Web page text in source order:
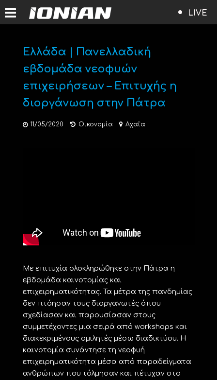
LIVE
Ελλάδα | Πανελλαδική
εβδομάδα νεοφυών
επιχειρήσεων – Επιτυχής η
διοργάνωση στην Πάτρα
11/05/2020 Οικονομία Αχαΐα
Mε επιτυχία ολοκληρώθηκε στην Πάτρα η
εβδομάδα καινοτομίας και
επιχειρηματικότητας. Τα μέτρα της πανδημίας
δεν πτόησαν τους διοργανωτές όπου
σχεδίασαν και παρουσίασαν στους
συμμετέχοντες μια σειρά από workshops και
διακεκριμένους ομιλητές μέσω διαδικτύου. Η
καινοτομία συνάντησε τη νεοφυή
επιχειρηματικότητα μέσα από παραδείγματα
ανθρώπων που τόλμησαν και πέτυχαν στο